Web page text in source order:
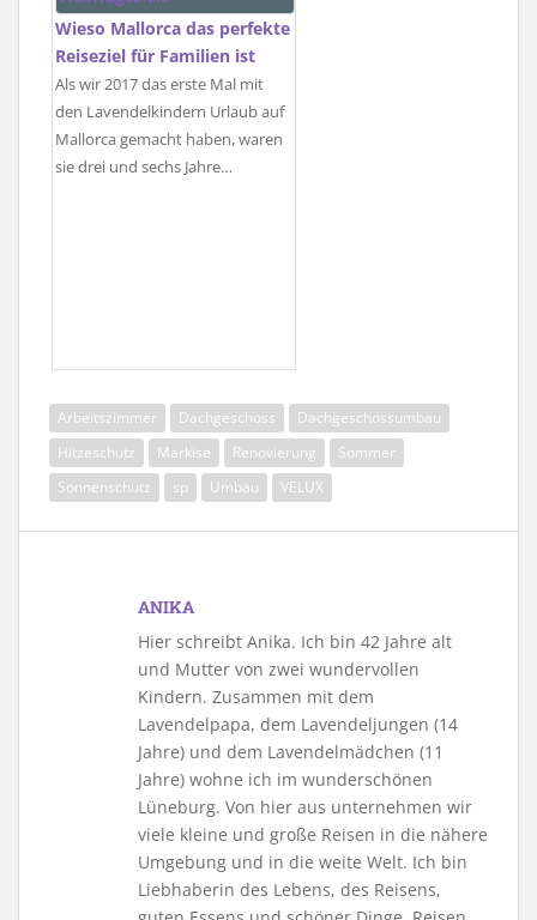
Wieso Mallorca das perfekte
Reiseziel für Familien ist
Als wir 2017 das erste Mal mit
den Lavendelkindern Urlaub auf
Mallorca gemacht haben, waren
sie drei und sechs Jahre…
Arbeitszimmer Dachgeschoss
Dachgeschossumbau
Hitzeschutz
Markise Renovierung
Sommer
Sonnenschutz
sp Umbau VELUX
ANIKA
Hier schreibt Anika. Ich bin 42 Jahre alt
und Mutter von zwei wundervollen
Kindern. Zusammen mit dem
Lavendelpapa, dem Lavendeljungen (14
Jahre) und dem Lavendelmädchen (11
Jahre) wohne ich im wunderschönen
Lüneburg. Von hier aus unternehmen wir
viele kleine und große Reisen in die nähere
Umgebung und in die weite Welt. Ich bin
Liebhaberin des Lebens, des Reisens,